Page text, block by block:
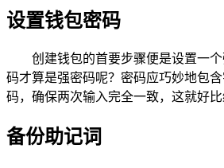
设置钱包密码
创建钱包的首要步骤便是设置一
码才算是强密码呢？密码应巧妙地包
码，确保两次输入完全一致，这就好
备份助记词